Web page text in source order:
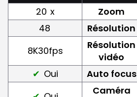
20 x Zoom
48
Résolution
8K30fps
Résolution
vidéo
Oui
Auto focus
Caméra